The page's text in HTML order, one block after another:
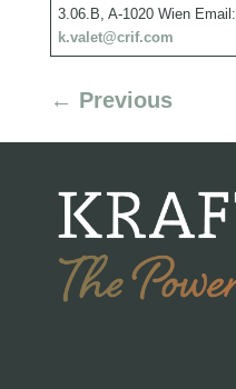
3.06.B, A-1020 Wien Email:
k.valet@crif.com
← Previous